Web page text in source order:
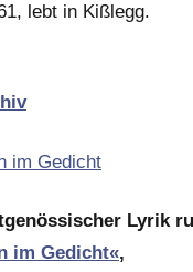
lebt in Kißlegg.
Lyrik
im Gedicht«,